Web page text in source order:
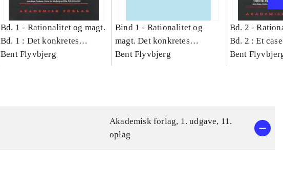
Bd. 1 - Rationalitet og magt.
Bd. 1 : Det konkretes
videnskab
Bent Flyvbjerg
Bind 1 - Rationalitet og
magt. Det konkretes
videnskab. Bind 1
Bent Flyvbjerg
Bd. 2 -
Bd. 2 : Et
studie af
Bent
Akademisk forlag, 1. udgave, 11.
oplag